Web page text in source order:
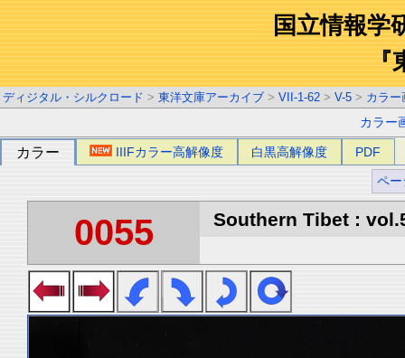
国立情報学
『
ディジタル・シルクロード > 東洋文庫アーカイブ > VII-1-62 > V-5 > カラー
カラー
カラー IIIFカラー高解像度 白黒高解像度 PDF
ペー
0055 Southern Tibet :